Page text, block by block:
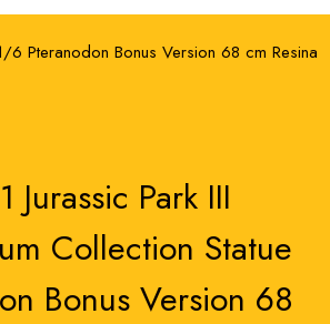
6 Pteranodon Bonus Version 68 cm Resina
Jurassic Park III
Collection Statue
Bonus Version 68